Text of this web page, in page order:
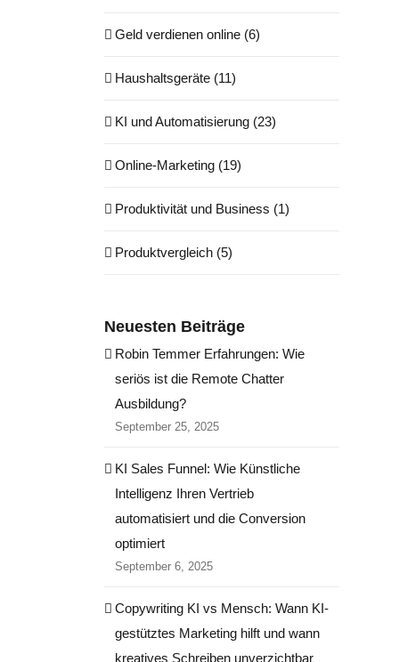
Geld verdienen online (6)
Haushaltsgeräte (11)
KI und Automatisierung (23)
Online-Marketing (19)
Produktivität und Business (1)
Produktvergleich (5)
Neuesten Beiträge
Robin Temmer Erfahrungen: Wie
seriös ist die Remote Chatter
Ausbildung?
September 25, 2025
KI Sales Funnel: Wie Künstliche
Intelligenz Ihren Vertrieb
automatisiert und die Conversion
optimiert
September 6, 2025
Copywriting KI vs Mensch: Wann KI-
gestütztes Marketing hilft und wann
kreatives Schreiben unverzichtbar